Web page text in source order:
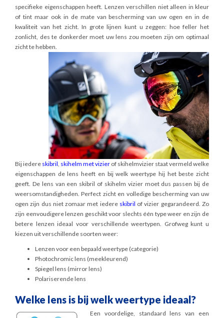
specifieke eigenschappen heeft. Lenzen verschillen niet alleen in kleur
of tint maar ook in de mate van bescherming van uw ogen en in de
kwaliteit van het zicht. In grote lijnen kunt u zeggen: hoe feller het
zonlicht, des te donkerder moet uw lens zou moeten zijn om optimaal
zicht te hebben.
Bij iedere skibril, skihelm met vizier of skihelmvizier staat vermeld welke
eigenschappen de lens heeft en bij welk weertype hij het beste zicht
geeft. De lens van een skibril of skihelm vizier moet dus passen bij de
weersomstandigheden. Perfect zicht en volledige bescherming van uw
ogen zijn dus niet zomaar met iedere skibril of vizier gegarandeerd. Zo
zijn eenvoudigere lenzen geschikt voor slechts één type weer en zijn de
betere lenzen ideaal voor verschillende weertypen. Grofweg kunt u
kiezen uit verschillende soorten weer:
Lenzen voor een bepaald weertype (categorie)
Photochromic lens (meekleurend)
Spiegel lens (mirror lens)
Polariserende lens
Welke lens is bij welk weertype ideaal?
Een voordelige, standaard lens van een